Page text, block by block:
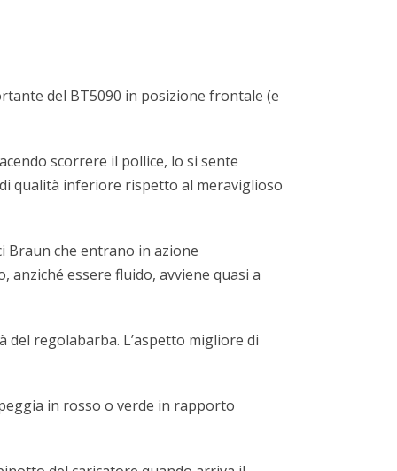
del BT5090 in posizione frontale (e
scorrere il pollice, lo si sente
qualità inferiore rispetto al meraviglioso
Braun che entrano in azione
anziché essere fluido, avviene quasi a
del regolabarba. L’aspetto migliore di
in rosso o verde in rapporto